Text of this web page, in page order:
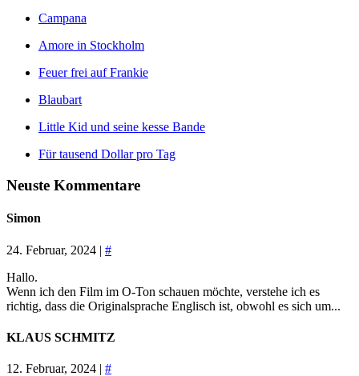
Campana
Amore in Stockholm
Feuer frei auf Frankie
Blaubart
Little Kid und seine kesse Bande
Für tausend Dollar pro Tag
Neuste Kommentare
Simon
24. Februar, 2024 | #
Hallo.
Wenn ich den Film im O-Ton schauen möchte, verstehe ich es
richtig, dass die Originalsprache Englisch ist, obwohl es sich um...
KLAUS SCHMITZ
12. Februar, 2024 | #